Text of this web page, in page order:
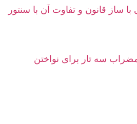
با ساز قانون و تفاوت آن با سنتور
مضراب سه تار برای نواختن